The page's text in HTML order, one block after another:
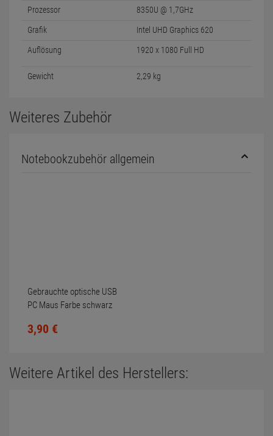
Prozessor 8350U @ 1,7GHz
Grafik Intel UHD Graphics 620
Auflösung 1920 x 1080 Full HD
Gewicht 2,29 kg
Weiteres Zubehör
Notebookzubehör allgemein
Gebrauchte optische USB
PC Maus Farbe schwarz
3,90 €
Weitere Artikel des Herstellers: